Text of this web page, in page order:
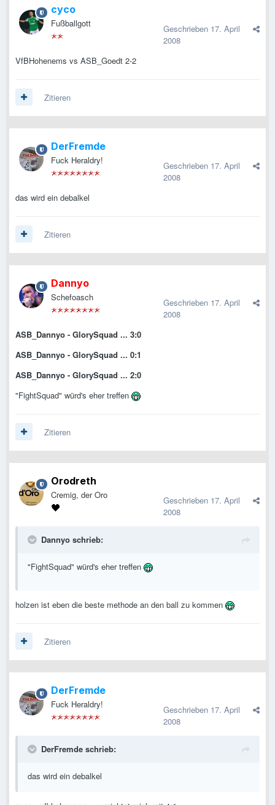
cyco
Fußballgott Geschrieben 17. April
2008
VfBHohenems vs ASB_Goedt 2-2
Zitieren
DerFremde
Fuck Heraldry! Geschrieben 17. April
2008
das wird ein debalkel
Zitieren
Dannyo
Schefoasch Geschrieben 17. April
2008
ASB_Dannyo - GlorySquad ... 3:0
ASB_Dannyo - GlorySquad ... 0:1
ASB_Dannyo - GlorySquad ... 2:0
"FightSquad" würd's eher treffen
Zitieren
Orodreth
Cremig, der Oro Geschrieben 17. April
2008
Dannyo schrieb:
"FightSquad" würd's eher treffen
holzen ist eben die beste methode an den ball zu kommen
Zitieren
DerFremde
Fuck Heraldry! Geschrieben 17. April
2008
DerFremde schrieb:
das wird ein debalkel